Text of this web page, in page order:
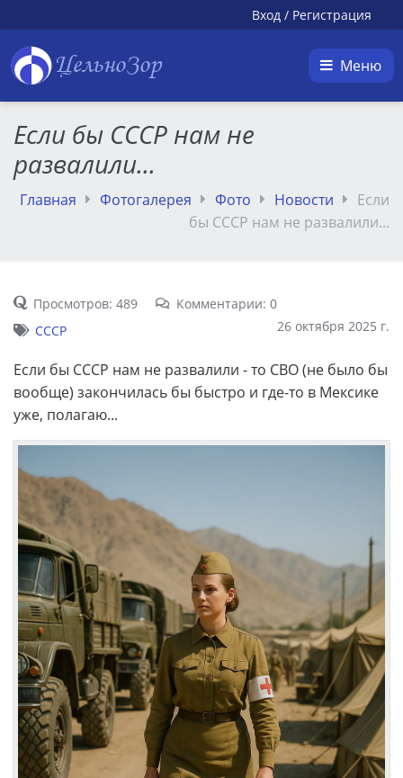
Вход / Регистрация
ЦельноЗор Меню
Если бы СССР нам не
развалили...
Главная Фотогалерея Фото Новости
Если
бы СССР нам не развалили...
Просмотров: 489
Комментарии: 0
26 октября 2025 г.
СССР
Если бы СССР нам не развалили - то СВО (не было бы
вообще) закончилась бы быстро и где-то в Мексике
уже, полагаю...